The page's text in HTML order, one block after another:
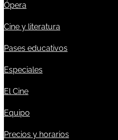
Ópera
Cine y literatura
Pases educativos
Especiales
El Cine
Equipo
Precios y horarios